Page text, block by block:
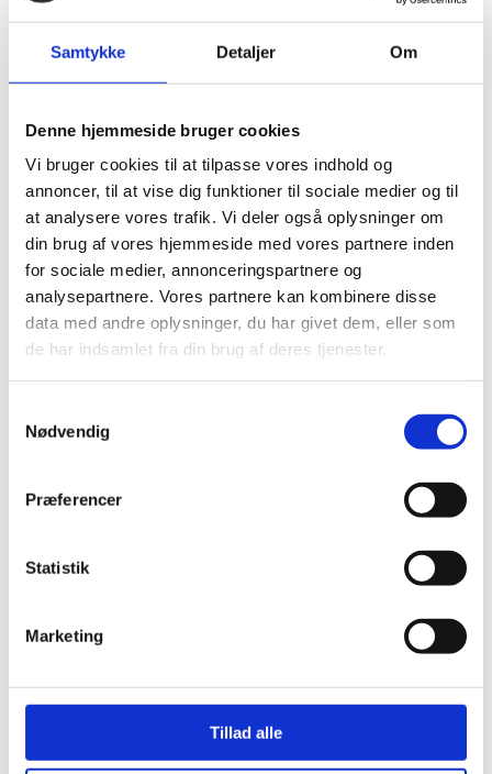
Samtykke Detaljer Om
Denne hjemmeside bruger cookies
Vi bruger cookies til at tilpasse vores indhold og
annoncer, til at vise dig funktioner til sociale medier og til
at analysere vores trafik. Vi deler også oplysninger om
din brug af vores hjemmeside med vores partnere inden
for sociale medier, annonceringspartnere og
analysepartnere. Vores partnere kan kombinere disse
data med andre oplysninger, du har givet dem, eller som
de har indsamlet fra din brug af deres tjenester.
Nødvendig
Præferencer
Statistik
Marketing
Tillad alle
Lagerreoler
Køkken & Bad
Blanco Armaturer
KWC Armaturer
Gastro Armaturer
Reginox armaturer
Sensor Armaturer
Schock Armaturer
Teka Armaturer
Grohe Blue Home Wifi
Grohe Blue Mono Wifi
Kogende Armaturer
Grohe Red Duo II
Kogende - Tilbehør
Brusepaneler
Brusesæt
Udendørs brusere
Afløbsrende
Rustfrit afløb